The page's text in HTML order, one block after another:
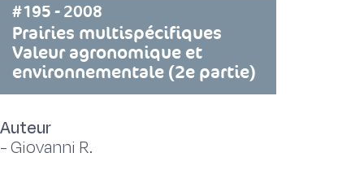
#195 - 2008
Prairies multispécifiques
Valeur agronomique et
environnementale (2e partie)
Auteur
-Giovanni R.